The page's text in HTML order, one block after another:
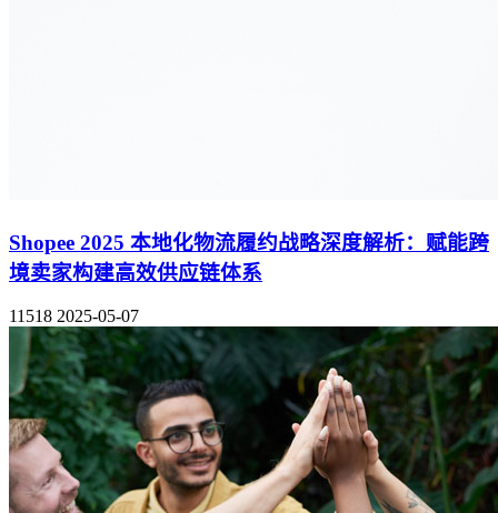
Shopee 2025 本地化物流履约战略深度解析：赋能跨
境卖家构建高效供应链体系
11518 2025-05-07